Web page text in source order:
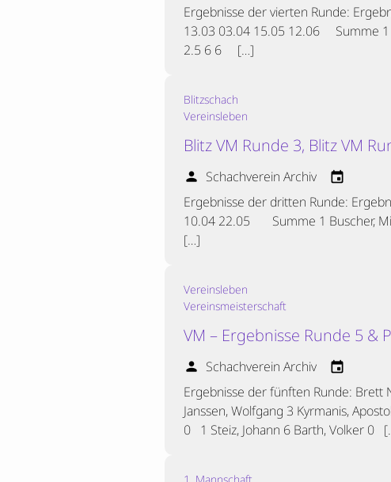
Ergebnisse der vierten Runde:
13.03 03.04 15.05 12.06 Summe
2.5 6 6 […]
Blitzschach
Vereinsleben
Blitz VM Runde 3, Blitz VM
person Schachverein Archiv event
Ergebnisse der dritten Runde:
10.04 22.05 Summe 1 Buscher,
[…]
Vereinsleben
Vereinsmeisterschaft
VM – Ergebnisse Runde 5 &
person Schachverein Archiv event
Ergebnisse der fünften Runde:
Janssen, Wolfgang 3 Kyrmanis,
0 1 Steiz, Johann 6 Barth, Volker 0